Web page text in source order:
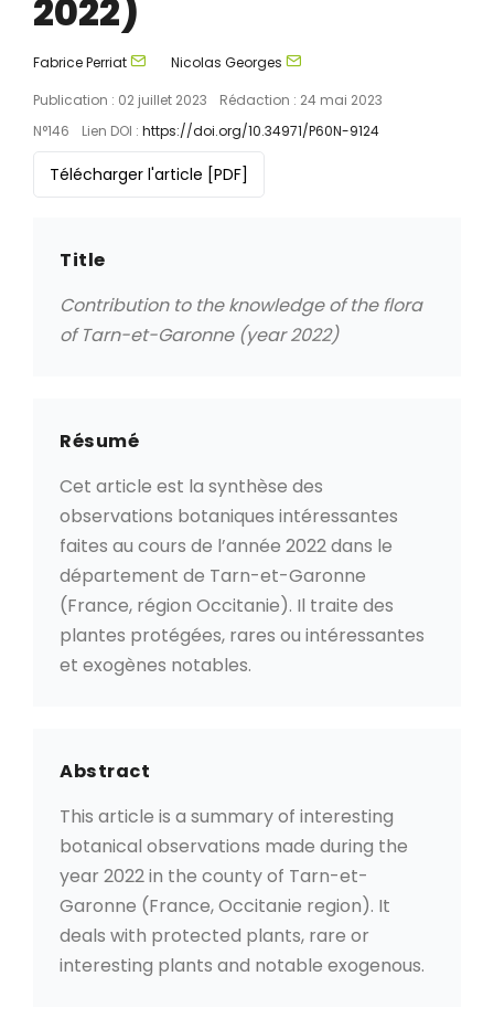
2022)
Fabrice Perriat
Nicolas Georges
Publication : 02 juillet 2023
Rédaction : 24 mai 2023
N°146
Lien DOI : https://doi.org/10.34971/P60N-9124
Télécharger l'article [PDF]
Title
Contribution to the knowledge of the flora
of Tarn-et-Garonne (year 2022)
Résumé
Cet article est la synthèse des
observations botaniques intéressantes
faites au cours de l’année 2022 dans le
département de Tarn-et-Garonne
(France, région Occitanie). Il traite des
plantes protégées, rares ou intéressantes
et exogènes notables.
Abstract
This article is a summary of interesting
botanical observations made during the
year 2022 in the county of Tarn-et-
Garonne (France, Occitanie region). It
deals with protected plants, rare or
interesting plants and notable exogenous.